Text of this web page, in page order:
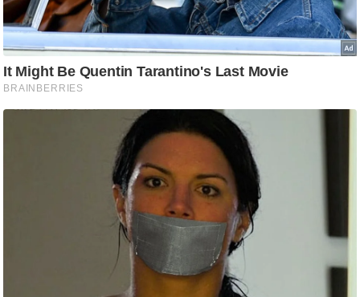
/
फै
श
न